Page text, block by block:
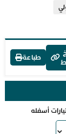
طباعة
أسفله